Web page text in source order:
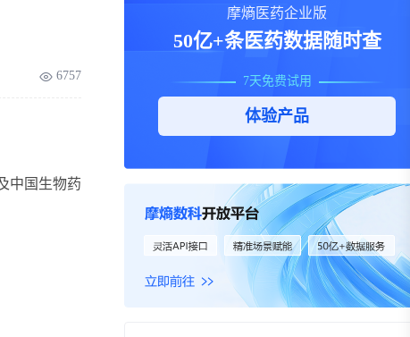
公司动态
人事变动
审批动态
6757
中国生物药
摩熵医药企业版
50亿+条医药数据随时查
7天免费试用
体验产品